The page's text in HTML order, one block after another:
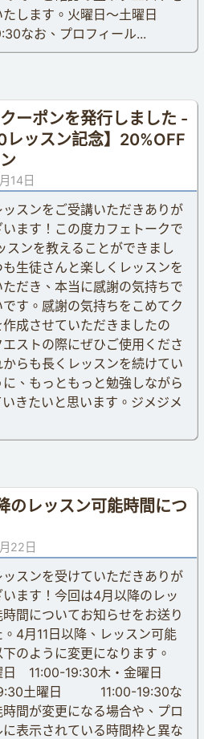
します。火曜日〜土曜日
なお、プロフィール...
ーポンを発行しました -
レッスン記念】20%OFF
14日
ッスンをご受講いただきありが
います！この度カフェトークで
スンを教えることができまし
生徒さんと楽しくレッスンを
ただき、本当に感謝の気持ちで
です。感謝の気持ちをこめてク
成させていただきましたの
ストの際にぜひご使用くださ
からも長くレッスンを続けてい
に、もっともっと勉強しながら
きたいと思います。ジメジメ
のレッスン可能時間につ
22日
ッスンを受けていただきありが
います！今回は4月以降のレッ
間についてお知らせをお送り
。4月11日以降、レッスン可能
のように変更になります。
日 11:00-19:30木・金曜日
土曜日 11:00-19:30な
間が変更になる場合や、プロ
に表示されている時間枠と異な